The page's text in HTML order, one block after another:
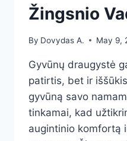
Žingsnio
By Dovydas A. May 9,
Gyvūnų draugystė
patirtis, bet ir
gyvūną savo
tinkamai, kad
augintinio komfortą